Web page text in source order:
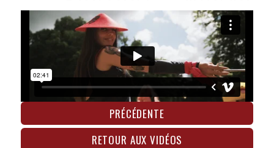
PRÉCÉDENTE
RETOUR AUX VIDÉOS